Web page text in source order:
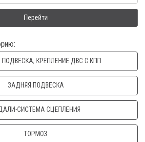
Перейти
ПОДВЕСКА, КРЕПЛЕНИЕ ДВС С КПП
ЗАДНЯЯ ПОДВЕСКА
СИСТЕМА СЦЕПЛЕНИЯ
ТОРМОЗ